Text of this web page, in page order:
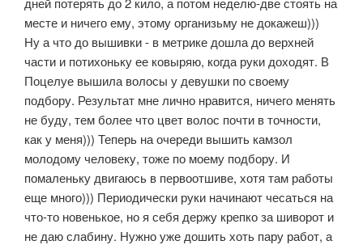
месте и ничего ему, этому организьму не докажеш)))
Ну а что до вышивки - в метрике дошла до верхней
части и потихоньку ее ковыряю, когда руки доходят. В
Поцелуе вышила волосы у девушки по своему
подбору. Результат мне лично нравится, ничего менять
не буду, тем более что цвет волос почти в точности,
как у меня))) Теперь на очереди вышить камзол
молодому человеку, тоже по моему подбору. И
помаленьку двигаюсь в первоотшиве, хотя там работы
еще много))) Периодически руки начинают чесаться на
что-то новенькое, но я себя держу крепко за шиворот и
не даю слабину. Нужно уже дошить хоть пару работ, а